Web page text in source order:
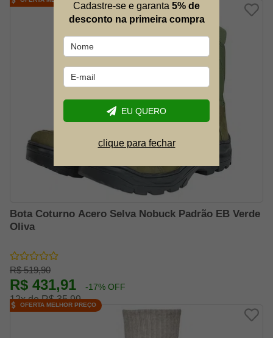
Bota Coturno Acero Selva Nobuck Padrão EB Verde
Oliva
R$ 519,90
R$ 431,91 -17% OFF
12x de R$ 35,99
OFERTA MELHOR PREÇO
Cadastre-se e garanta 5% de
desconto na primeira compra
EU QUERO
clique para fechar